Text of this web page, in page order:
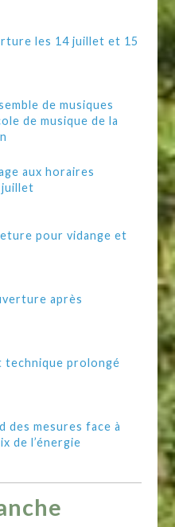
les 14 juillet et 15
de musiques
de musique de la
aux horaires
juillet
pour vidange et
après
technique prolongé
des mesures face à
de l’énergie